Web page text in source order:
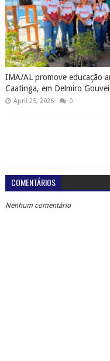
IMA/AL promove educação
Caatinga, em Delmiro
April 25, 2026 0
COMENTÁRIOS
Nenhum comentário